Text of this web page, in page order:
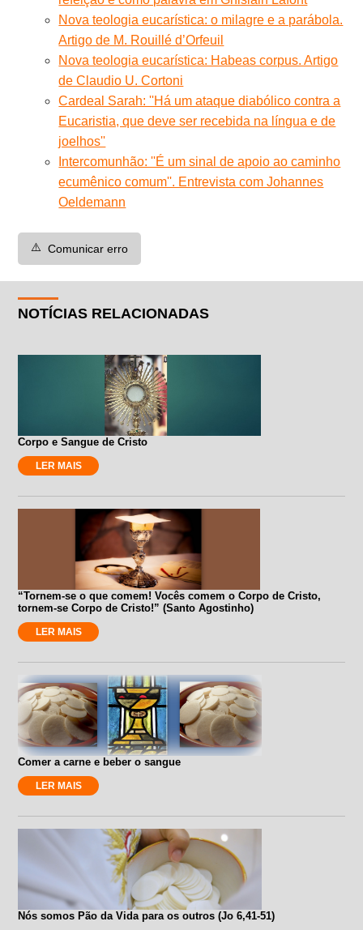
Nova teologia eucarística: o milagre e a parábola.
Artigo de M. Rouillé d’Orfeuil
Nova teologia eucarística: Habeas corpus. Artigo
de Claudio U. Cortoni
Cardeal Sarah: ''Há um ataque diabólico contra a
Eucaristia, que deve ser recebida na língua e de
joelhos''
Intercomunhão: ''É um sinal de apoio ao caminho
ecumênico comum''. Entrevista com Johannes
Oeldemann
⚠️ Comunicar erro
NOTÍCIAS RELACIONADAS
Corpo e Sangue de Cristo
LER MAIS
“Tornem-se o que comem! Vocês comem o Corpo de Cristo,
tornem-se Corpo de Cristo!” (Santo Agostinho)
LER MAIS
Comer a carne e beber o sangue
LER MAIS
Nós somos Pão da Vida para os outros (Jo 6,41-51)